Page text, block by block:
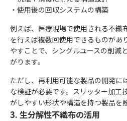
・使用後の回収システムの構築
例えば、医療現場で使用される不織
を行えば複数回使用できるものがあ
やすことで、シングルユースの削減
がります。
ただし、再利用可能な製品の開発に
な検証が必要です。スリッター加工
がしやすい形状や構造を持つ製品を
3. 生分解性不織布の活用